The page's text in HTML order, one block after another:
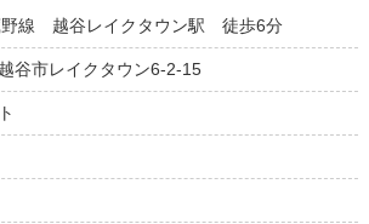
野線 越谷レイクタウン駅 徒歩6分
谷市レイクタウン6-2-15